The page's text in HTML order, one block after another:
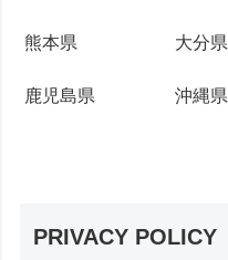
熊本県 大分県
鹿児島県 沖縄県
PRIVACY POLICY